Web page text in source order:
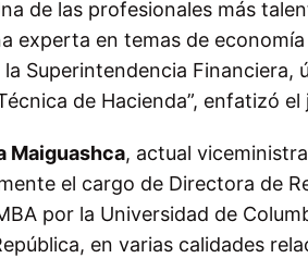
de las profesionales más
experta en temas de
la Superintendencia
de Hacienda”, enfatizó
Maiguashca, actual
el cargo de Directora de
por la Universidad de
en varias calidades